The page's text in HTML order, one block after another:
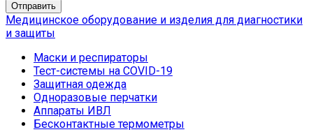
Медицинское оборудование и изделия для диагностики
и защиты
Маски и респираторы
Тест-системы на COVID-19
Защитная одежда
Одноразовые перчатки
Аппараты ИВЛ
Бесконтактные термометры